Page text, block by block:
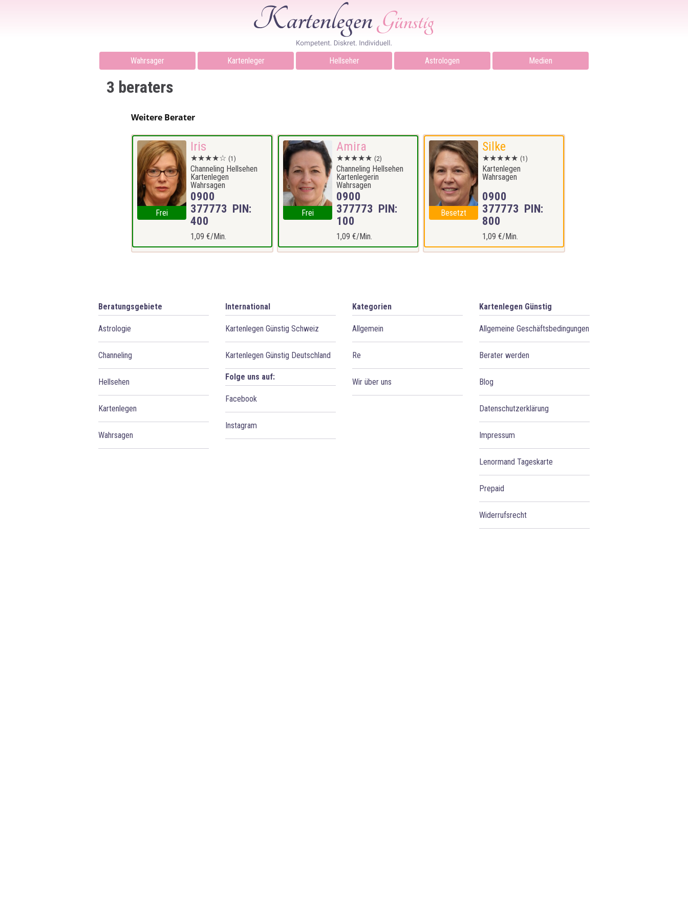
Wahrsager Kartenleger Hellseher Astrologen Medien
3 beraters
Weitere Berater
Frei
Iris
★★★★☆ (1)
Channeling Hellsehen
Kartenlegen
Wahrsagen
0900
377773 PIN:
400
1,09 €/Min.
Frei
Amira
★★★★★(2)
Channeling Hellsehen
Kartenlegerin
Wahrsagen
0900
377773 PIN:
100
1,09 €/Min.
Besetzt
Silke
★★★★★(1)
Kartenlegen
Wahrsagen
0900
377773 PIN:
800
1,09 €/Min.
Beratungsgebiete
Astrologie
Channeling
Hellsehen
Kartenlegen
Wahrsagen
International
Kartenlegen Günstig Schweiz
Kartenlegen Günstig Deutschland
Folge uns auf:
Facebook
Instagram
Kategorien
Allgemein
Re
Wir über uns
Kartenlegen Günstig
Allgemeine Geschäftsbedingungen
Berater werden
Blog
Datenschutzerklärung
Impressum
Lenormand Tageskarte
Prepaid
Widerrufsrecht